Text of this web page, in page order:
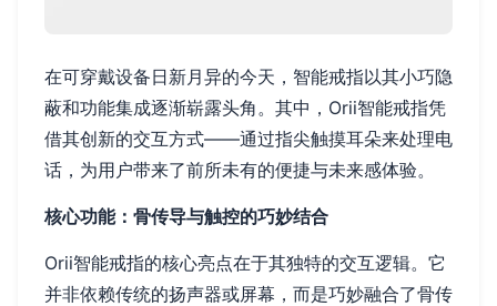
在可穿戴设备日新月异的今天，智能戒指以其小巧隐
蔽和功能集成逐渐崭露头角。其中，Orii智能戒指凭
借其创新的交互方式——通过指尖触摸耳朵来处理电
话，为用户带来了前所未有的便捷与未来感体验。
核心功能：骨传导与触控的巧妙结合
Orii智能戒指的核心亮点在于其独特的交互逻辑。它
并非依赖传统的扬声器或屏幕，而是巧妙融合了骨传